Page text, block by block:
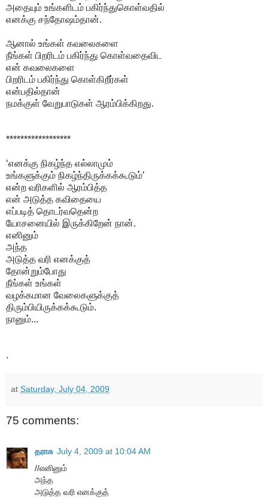
அதையும் உங்களிடம் பகிர்ந்துகொள்வதில்
எனக்கு சந்தோஷம்தான்.
ஆனால் உங்கள் கவலைகளை
நீங்கள் பிறரிடம் பகிர்ந்து கொள்வதைவிட
என் கவலைகளை
பிறரிடம் பகிர்ந்து கொள்கிறீர்கள்
என்பதில்தான்
நமக்குள் வேறுபாடுகள் ஆரம்பிக்கிறது.
******************
‘எனக்கு நிகழ்ந்த எல்லாமும்
உங்களுக்கும் நிகழ்ந்திருக்கக்கூடும்’
என்ற வரிகளில் ஆரம்பித்த
என் அடுத்த கவிதையை
எப்படித் தொடர்வதென்ற
யோசனையில் இருக்கிறேன் நான்.
எனினும்
அந்த
அடுத்த வரி எனக்குத்
தோன்றும்போது
நீங்கள் உங்கள்
வழக்கமான வேலைகளுக்குத்
திரும்பியிருக்கக்கூடும்.
நானும்...
.
at Saturday, July 04, 2009
75 comments:
தராசு July 4, 2009 at 10:04 AM
//எனினும்
அந்த
அடுத்த வரி எனக்குத்